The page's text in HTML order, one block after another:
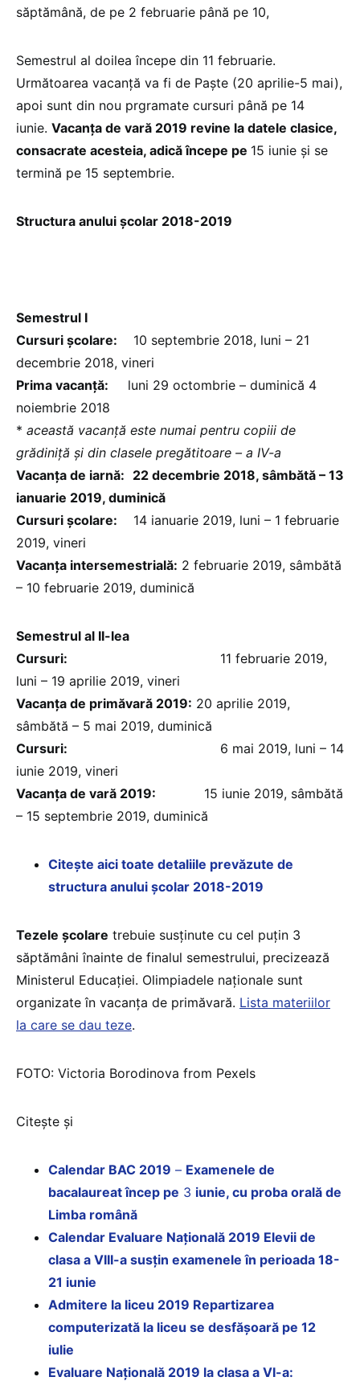
săptămână, de pe 2 februarie până pe 10,
Semestrul al doilea începe din 11 februarie.
Următoarea vacanță va fi de Paște (20 aprilie-5 mai),
apoi sunt din nou prgramate cursuri până pe 14
iunie. Vacanța de vară 2019 revine la datele clasice,
consacrate acesteia, adică începe pe 15 iunie și se
termină pe 15 septembrie.
Structura anului școlar 2018-2019
Semestrul I
Cursuri școlare: 10 septembrie 2018, luni – 21
decembrie 2018, vineri
Prima vacanță: luni 29 octombrie – duminică 4
noiembrie 2018
* această vacanță este numai pentru copiii de
grădiniță și din clasele pregătitoare – a IV-a
Vacanța de iarnă: 22 decembrie 2018, sâmbătă – 13
ianuarie 2019, duminică
Cursuri școlare: 14 ianuarie 2019, luni – 1 februarie
2019, vineri
Vacanța intersemestrială: 2 februarie 2019, sâmbătă
– 10 februarie 2019, duminică
Semestrul al II-lea
Cursuri: 11 februarie 2019,
luni – 19 aprilie 2019, vineri
Vacanța de primăvară 2019: 20 aprilie 2019,
sâmbătă – 5 mai 2019, duminică
Cursuri: 6 mai 2019, luni – 14
iunie 2019, vineri
Vacanța de vară 2019: 15 iunie 2019, sâmbătă
– 15 septembrie 2019, duminică
Citește aici toate detaliile prevăzute de
structura anului școlar 2018-2019
Tezele școlare trebuie susținute cu cel puțin 3
săptămâni înainte de finalul semestrului, precizează
Ministerul Educației. Olimpiadele naționale sunt
organizate în vacanța de primăvară. Lista materiilor
la care se dau teze.
FOTO: Victoria Borodinova from Pexels
Citește și
Calendar BAC 2019 – Examenele de
bacalaureat încep pe 3 iunie, cu proba orală de
Limba română
Calendar Evaluare Națională 2019 Elevii de
clasa a VIII-a susțin examenele în perioada 18-
21 iunie
Admitere la liceu 2019 Repartizarea
computerizată la liceu se desfășoară pe 12
iulie
Evaluare Națională 2019 la clasa a VI-a: